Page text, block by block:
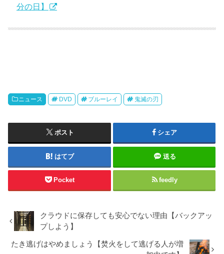
分の日】
ニュース DVD ブルーレイ 鬼滅の刃
ポスト シェア
はてブ 送る
Pocket feedly
クラウドに保存しても安心でない理由【バックアッ
プしよう】
たき逃げはやめましょう【焚火をして逃げる人が増